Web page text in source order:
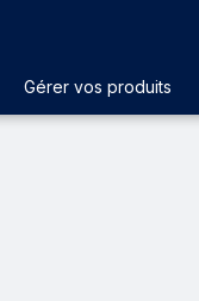
Gérer vos produits